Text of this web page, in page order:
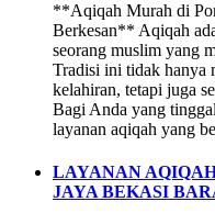
**Aqiqah Murah di
Berkesan** Aqiqah
seorang muslim yang
Tradisi ini tidak hanya
kelahiran, tetapi juga
Bagi Anda yang
layanan aqiqah yang
LAYANAN
JAYA BEKASI